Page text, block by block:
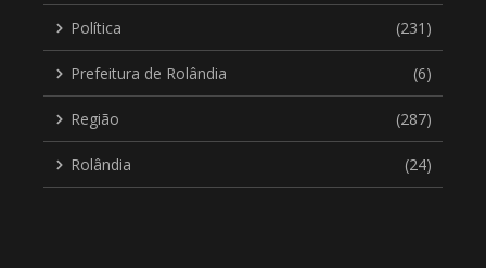
Política (231)
Prefeitura de Rolândia (6)
Região (287)
Rolândia (24)